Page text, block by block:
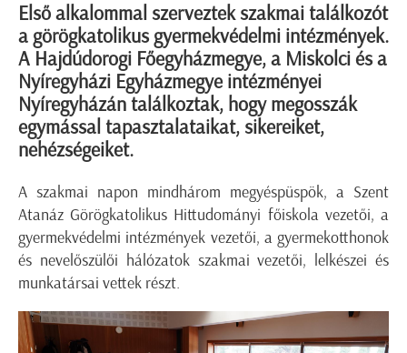
Első alkalommal szerveztek szakmai találkozót
a görögkatolikus gyermekvédelmi intézmények.
A Hajdúdorogi Főegyházmegye, a Miskolci és a
Nyíregyházi Egyházmegye intézményei
Nyíregyházán találkoztak, hogy megosszák
egymással tapasztalataikat, sikereiket,
nehézségeiket.
A szakmai napon mindhárom megyéspüspök, a Szent
Atanáz Görögkatolikus Hittudományi főiskola vezetői, a
gyermekvédelmi intézmények vezetői, a gyermekotthonok
és nevelőszülői hálózatok szakmai vezetői, lelkészei és
munkatársai vettek részt.